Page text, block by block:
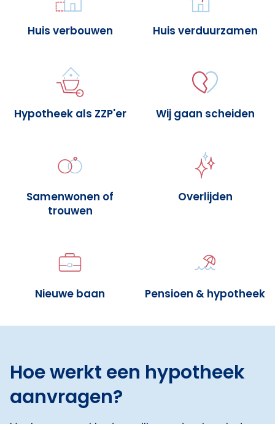
Huis verbouwen Huis verduurzamen
Hypotheek als ZZP'er Wij gaan scheiden
Samenwonen of
trouwen
Overlijden
Nieuwe baan Pensioen & hypotheek
Hoe werkt een hypotheek
aanvragen?